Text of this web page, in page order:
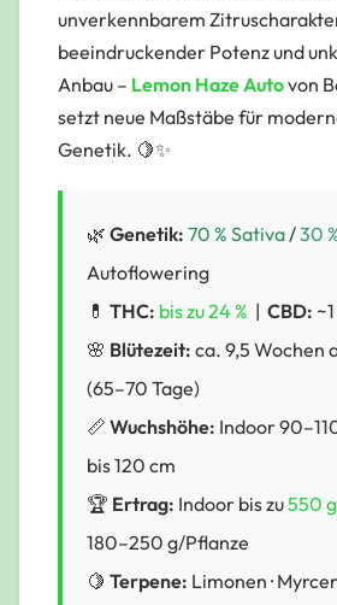
unverkennbarem
beeindruckender Potenz und
Anbau – Lemon Haze Autovon
setzt neue Maßstäbe für
Genetik. 🍋✨
🌿 Genetik: 70 % Sativa /30
Autoflowering
💊 THC: bis zu 24 % | CBD:
🌸 Blütezeit: ca. 9,5 Wochen
(65–70 Tage)
📏 Wuchshöhe: Indoor
bis 120 cm
🏆 Ertrag: Indoor bis zu550
180–250 g/Pflanze
🍋 Terpene: Limonen · Myrcen